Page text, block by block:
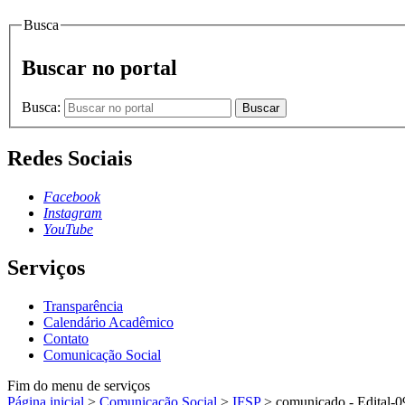
Busca
Buscar no portal
Busca: Buscar
Redes Sociais
Facebook
Instagram
YouTube
Serviços
Transparência
Calendário Acadêmico
Contato
Comunicação Social
Fim do menu de serviços
Página inicial > Comunicação Social > IFSP > comunicado - Edital-